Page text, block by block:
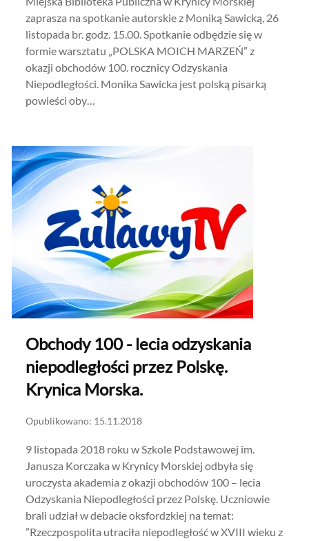
zaprasza na spotkanie autorskie z Moniką Sawicką, 26
listopada br. godz. 15.00. Spotkanie odbędzie się w
formie warsztatu „POLSKA MOICH MARZEŃ” z
okazji obchodów 100. rocznicy Odzyskania
Niepodległości. Monika Sawicka jest polską pisarką
powieści oby…
Obchody 100 - lecia odzyskania
niepodległości przez Polskę.
Krynica Morska.
Opublikowano: 15.11.2018
9 listopada 2018 roku w Szkole Podstawowej im.
Janusza Korczaka w Krynicy Morskiej odbyła się
uroczysta akademia z okazji obchodów 100 – lecia
Odzyskania Niepodległości przez Polskę. Uczniowie
brali udział w debacie oksfordzkiej na temat:
”Rzeczpospolita utraciła niepodległość w XVIII wieku z